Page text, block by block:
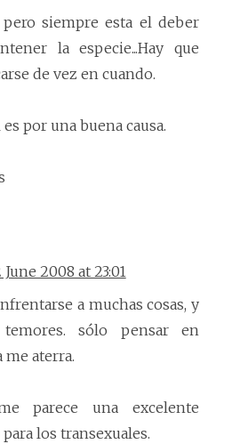
pero siempre esta el deber
la especie...Hay que
de vez en cuando.
por una buena causa.
June 2008 at 23:01
a muchas cosas, y
sólo pensar en
me aterra.
parece una excelente
los transexuales.